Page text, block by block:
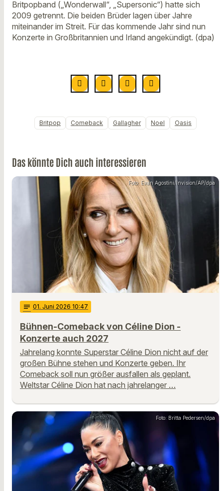
Britpopband („Wonderwall“, „Supersonic“) hatte sich
2009 getrennt. Die beiden Brüder lagen über Jahre
miteinander im Streit. Für das kommende Jahr sind nun
Konzerte in Großbritannien und Irland angekündigt. (dpa)
Britpop Comeback Gallagher Noel Oasis
Das könnte Dich auch interessieren
Foto: Evan Agostini/Invision/AP/dpa
notes 01. Juni 2026 10:47
Bühnen-Comeback von Céline Dion -
Konzerte auch 2027
Jahrelang konnte Superstar Céline Dion nicht auf der
großen Bühne stehen und Konzerte geben. Ihr
Comeback soll nun größer ausfallen als geplant.
Weltstar Céline Dion hat nach jahrelanger …
Foto: Britta Pedersen/dpa